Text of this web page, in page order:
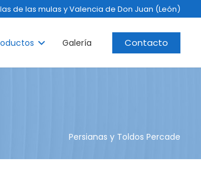
de las mulas y Valencia de Don Juan (León)
Galería Contacto
Persianas y Toldos Percade